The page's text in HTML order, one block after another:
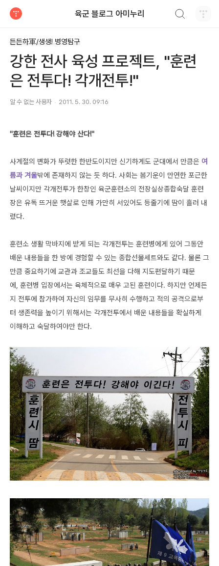
육군 블로그 아미누리
든든하軍/생생! 병영탐구
강한 전사 육성 프로젝트, "훈련
은 전투다! 각개전투!"
알 수 없는 사용자 2011. 5. 30. 09:16
"훈련은 전투다! 강해야 산다!"
사계절의 변화가 뚜렷한 한반도이지만 신기하게도 군대에서 만큼은 여
름과 겨울밖에 존재하지 않는 듯 하다. 사회는 봄기운이 만연한 포근한
날씨이지만 각개전투가 한창인 육군훈련소의 전장실상종합숙달 훈련
장은 유독 뜨거운 햇살로 인해 가만히 서있어도 등줄기에 땀이 흘러 내
렸다.
훈련소 생활 막바지에 받게 되는 각개전투는 훈련병에게 있어 그동안
배운 내용들을 한 방에 경험할 수 있는 종합선물세트와도 같다. 물론 그
만큼 중요하기에 교관과 조교들도 최선을 다해 지도편달하기 때문
에, 훈련병 입장에서는 육체적으로 매우 고된 훈련이다. 하지만 언제든
지 전투에 참가하여 자신의 임무를 무사히 수행하고 적의 공격으로부
터 생존력을 높이기 위해서는 각개전투에서 배운 내용들을 확실하게
이해하고 숙달하여야만 한다.